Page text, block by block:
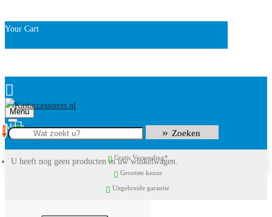
Your Cart
Menu
0
U heeft nog geen producten in uw winkelwagen.
Zoeken
Gratis Verzending*
Grootste keuze
Uitgebreide garantie